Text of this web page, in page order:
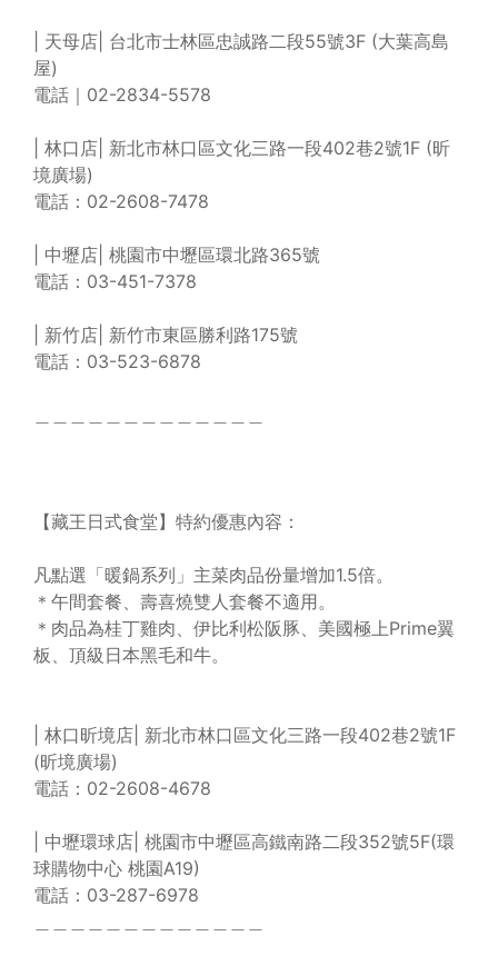
| 天母店| 台北市士林區忠誠路二段55號3F (大葉高島
屋)
電話｜02-2834-5578
| 林口店| 新北市林口區文化三路一段402巷2號1F (昕
境廣場)
電話：02-2608-7478
| 中壢店| 桃園市中壢區環北路365號
電話：03-451-7378
| 新竹店| 新竹市東區勝利路175號
電話：03-523-6878
【藏王日式食堂】特約優惠內容：
凡點選「暖鍋系列」主菜肉品份量增加1.5倍。
＊午間套餐、壽喜燒雙人套餐不適用。
＊肉品為桂丁雞肉、伊比利松阪豚、美國極上Prime翼
板、頂級日本黑毛和牛。
| 林口昕境店| 新北市林口區文化三路一段402巷2號1F
(昕境廣場)
電話：02-2608-4678
| 中壢環球店| 桃園市中壢區高鐵南路二段352號5F(環
球購物中心 桃園A19)
電話：03-287-6978